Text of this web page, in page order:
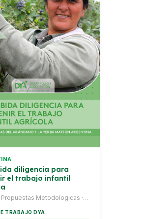
diligencia para
el trabajo infantil
Metodologicas ·
TRABAJO DYA